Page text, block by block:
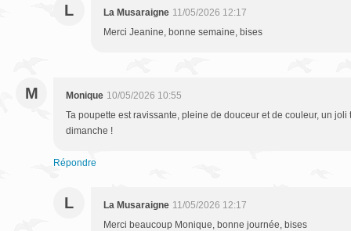
L La Musaraigne 11/05/2026 12:17
Merci Jeanine, bonne semaine, bises
M Monique 10/05/2026 10:55
Ta poupette est ravissante, pleine de douceur et de couleur, un joli
dimanche !
Répondre
L La Musaraigne 11/05/2026 12:17
Merci beaucoup Monique, bonne journée, bises